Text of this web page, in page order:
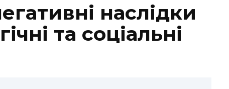
наслідки
та соціальні